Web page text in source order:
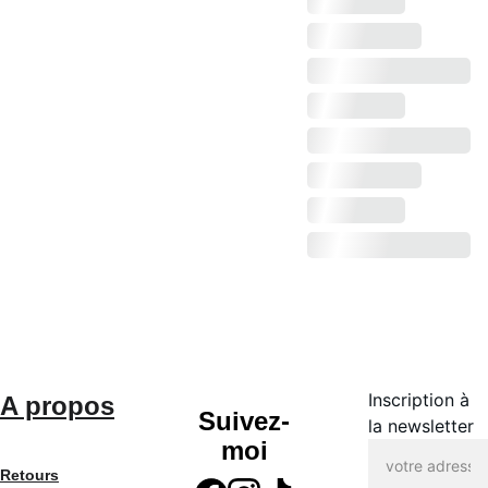
Suivez-
moi
Retours
A propos
Inscription à
la newsletter